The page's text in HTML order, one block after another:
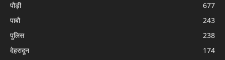
पौड़ी
677
पाबौ
243
पुलिस
238
देहरादून
174